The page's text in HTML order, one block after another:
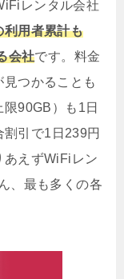
レンタル会社
利用者累計も
会社です。料金
つかることも
90GB）も1日
引で1日239円
あえずWiFiレン
、最も多くの各